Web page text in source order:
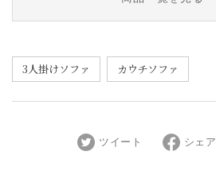
3人掛けソファ カウチソファ
ツイート シェア